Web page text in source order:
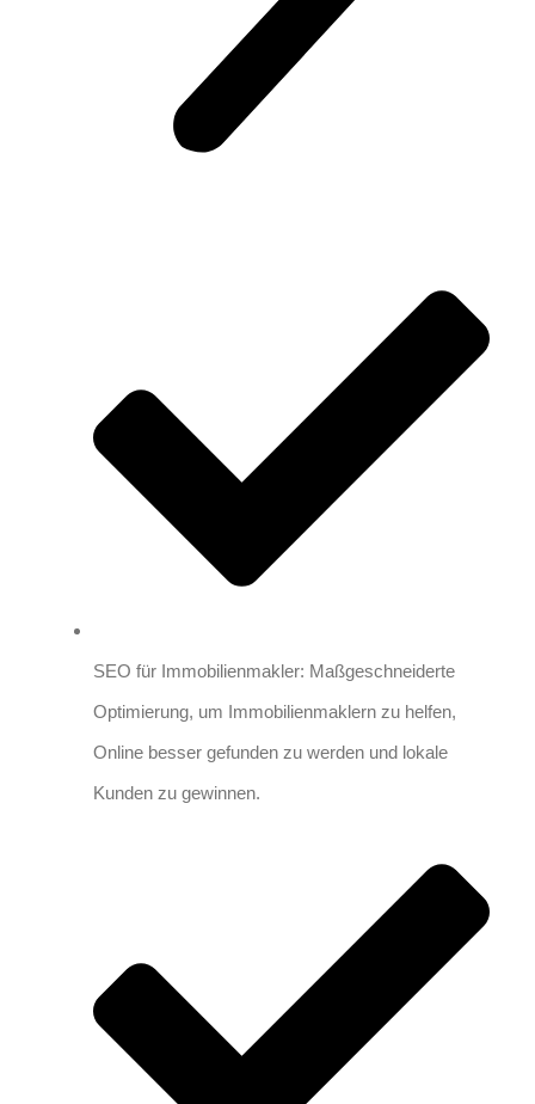
SEO für Immobilienmakler: Maßgeschneiderte
Optimierung, um Immobilienmaklern zu helfen,
Online besser gefunden zu werden und lokale
Kunden zu gewinnen.